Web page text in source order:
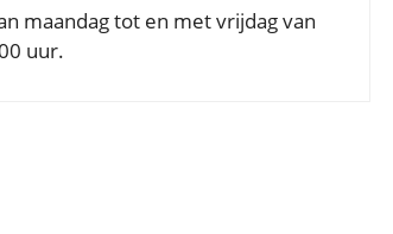
maandag tot en met vrijdag van
uur.